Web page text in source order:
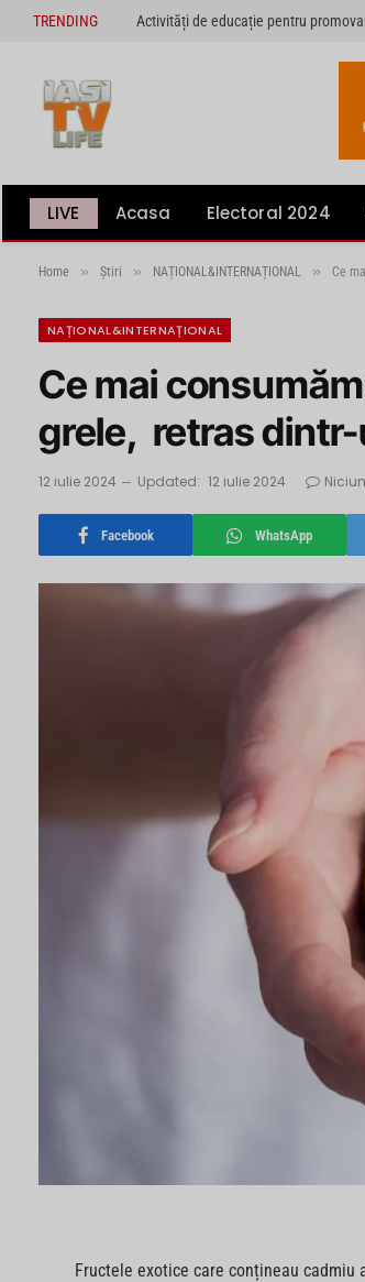
TRENDING Activități de educație pentru
LIVE Acasa Electoral 2024
Home » Știri » NAȚIONAL&INTERNAȚIONAL » Ce
NAȚIONAL&INTERNAȚIONAL
Ce mai
grele, retras
12 iulie 2024 Updated: 12 iulie 2024
Facebook WhatsApp
Fructele exotice care conțineau